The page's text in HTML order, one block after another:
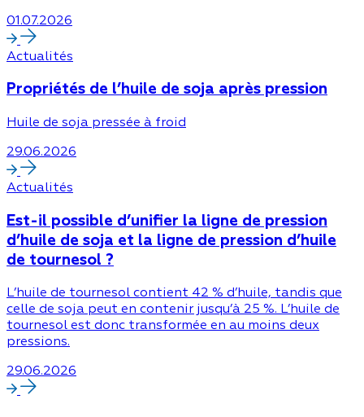
01.07.2026
Actualités
Propriétés de l’huile de soja après pression
Huile de soja pressée à froid
29.06.2026
Actualités
Est-il possible d’unifier la ligne de pression
d’huile de soja et la ligne de pression d’huile
de tournesol ?
L’huile de tournesol contient 42 % d’huile, tandis que
celle de soja peut en contenir jusqu’à 25 %. L’huile de
tournesol est donc transformée en au moins deux
pressions.
29.06.2026